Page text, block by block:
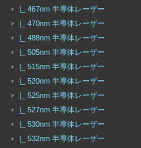
|_ 467nm 半導体レーザー
|_ 470nm 半導体レーザー
|_ 488nm 半導体レーザー
|_ 505nm 半導体レーザー
|_ 515nm 半導体レーザー
|_ 520nm 半導体レーザー
|_ 525nm 半導体レーザー
|_ 527nm 半導体レーザー
|_ 530nm 半導体レーザー
|_ 532nm 半導体レーザー